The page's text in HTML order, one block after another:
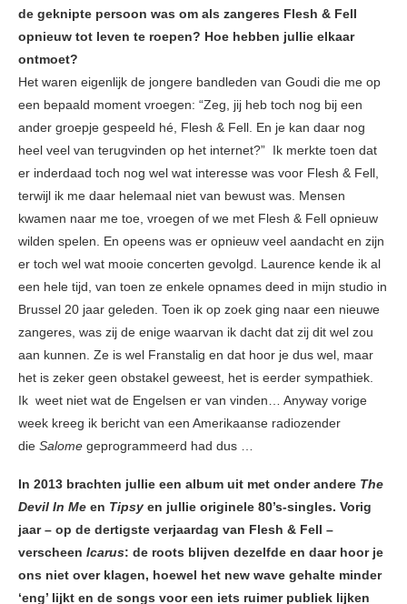
de geknipte persoon was om als zangeres Flesh & Fell
opnieuw tot leven te roepen? Hoe hebben jullie elkaar
ontmoet?
Het waren eigenlijk de jongere bandleden van Goudi die me op
een bepaald moment vroegen: “Zeg, jij heb toch nog bij een
ander groepje gespeeld hé, Flesh & Fell. En je kan daar nog
heel veel van terugvinden op het internet?” Ik merkte toen dat
er inderdaad toch nog wel wat interesse was voor Flesh & Fell,
terwijl ik me daar helemaal niet van bewust was. Mensen
kwamen naar me toe, vroegen of we met Flesh & Fell opnieuw
wilden spelen. En opeens was er opnieuw veel aandacht en zijn
er toch wel wat mooie concerten gevolgd. Laurence kende ik al
een hele tijd, van toen ze enkele opnames deed in mijn studio in
Brussel 20 jaar geleden. Toen ik op zoek ging naar een nieuwe
zangeres, was zij de enige waarvan ik dacht dat zij dit wel zou
aan kunnen. Ze is wel Franstalig en dat hoor je dus wel, maar
het is zeker geen obstakel geweest, het is eerder sympathiek.
Ik weet niet wat de Engelsen er van vinden… Anyway vorige
week kreeg ik bericht van een Amerikaanse radiozender
die Salome geprogrammeerd had dus …
In 2013 brachten jullie een album uit met onder andere The
Devil In Me en Tipsy en jullie originele 80’s-singles. Vorig
jaar – op de dertigste verjaardag van Flesh & Fell –
verscheen Icarus: de roots blijven dezelfde en daar hoor je
ons niet over klagen, hoewel het new wave gehalte minder
‘eng’ lijkt en de songs voor een iets ruimer publiek lijken